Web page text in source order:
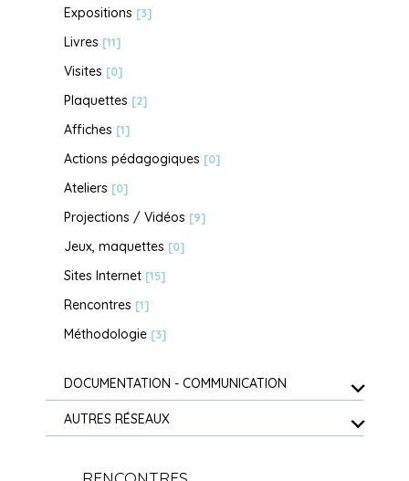
Expositions [3]
Livres [11]
Visites [0]
Plaquettes [2]
Affiches [1]
Actions pédagogiques [0]
Ateliers [0]
Projections / Vidéos [9]
Jeux, maquettes [0]
Sites Internet [15]
Rencontres [1]
Méthodologie [3]
DOCUMENTATION - COMMUNICATION
AUTRES RÉSEAUX